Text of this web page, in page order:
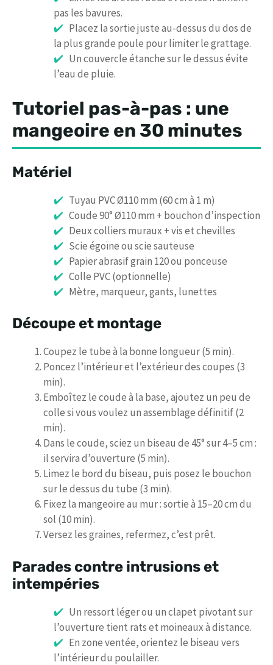
pas les bavures.
Placez la sortie juste au-dessus du dos de
la plus grande poule pour limiter le grattage.
Un couvercle étanche sur le dessus évite
l’eau de pluie.
Tutoriel pas-à-pas : une
mangeoire en 30 minutes
Matériel
Tuyau PVC Ø110 mm (60 cm à 1 m)
Coude 90° Ø110 mm + bouchon d’inspection
Deux colliers muraux + vis et chevilles
Scie égoïne ou scie sauteuse
Papier abrasif grain 120 ou ponceuse
Colle PVC (optionnelle)
Mètre, marqueur, gants, lunettes
Découpe et montage
Coupez le tube à la bonne longueur (5 min).
Poncez l’intérieur et l’extérieur des coupes (3
min).
Emboîtez le coude à la base, ajoutez un peu de
colle si vous voulez un assemblage définitif (2
min).
Dans le coude, sciez un biseau de 45° sur 4–5 cm :
il servira d’ouverture (5 min).
Limez le bord du biseau, puis posez le bouchon
sur le dessus du tube (3 min).
Fixez la mangeoire au mur : sortie à 15–20 cm du
sol (10 min).
Versez les graines, refermez, c’est prêt.
Parades contre intrusions et
intempéries
Un ressort léger ou un clapet pivotant sur
l’ouverture tient rats et moineaux à distance.
En zone ventée, orientez le biseau vers
l’intérieur du poulailler.